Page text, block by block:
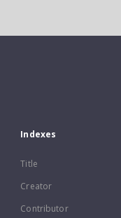
Indexes
Title
Creator
Contributor